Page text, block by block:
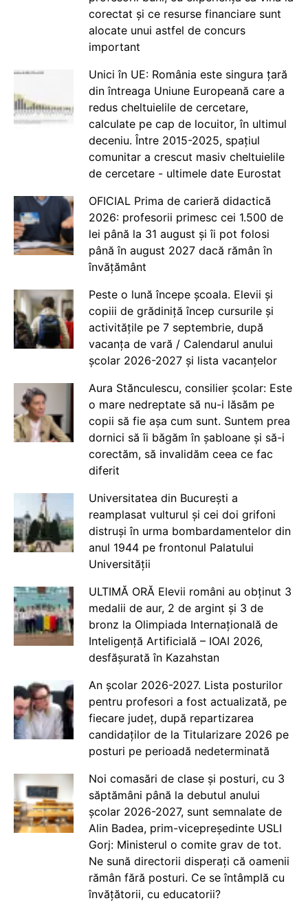
corectat și ce resurse financiare sunt
alocate unui astfel de concurs
important
Unici în UE: România este singura țară
din întreaga Uniune Europeană care a
redus cheltuielile de cercetare,
calculate pe cap de locuitor, în ultimul
deceniu. Între 2015-2025, spațiul
comunitar a crescut masiv cheltuielile
de cercetare - ultimele date Eurostat
OFICIAL Prima de carieră didactică
2026: profesorii primesc cei 1.500 de
lei până la 31 august și îi pot folosi
până în august 2027 dacă rămân în
învățământ
Peste o lună începe școala. Elevii și
copiii de grădiniță încep cursurile și
activitățile pe 7 septembrie, după
vacanța de vară / Calendarul anului
școlar 2026-2027 și lista vacanțelor
Aura Stănculescu, consilier școlar: Este
o mare nedreptate să nu-i lăsăm pe
copii să fie așa cum sunt. Suntem prea
dornici să îi băgăm în șabloane și să-i
corectăm, să invalidăm ceea ce fac
diferit
Universitatea din București a
reamplasat vulturul și cei doi grifoni
distruși în urma bombardamentelor din
anul 1944 pe frontonul Palatului
Universității
ULTIMĂ ORĂ Elevii români au obținut 3
medalii de aur, 2 de argint și 3 de
bronz la Olimpiada Internațională de
Inteligență Artificială – IOAI 2026,
desfășurată în Kazahstan
An școlar 2026-2027. Lista posturilor
pentru profesori a fost actualizată, pe
fiecare județ, după repartizarea
candidaților de la Titularizare 2026 pe
posturi pe perioadă nedeterminată
Noi comasări de clase și posturi, cu 3
săptămâni până la debutul anului
școlar 2026-2027, sunt semnalate de
Alin Badea, prim-vicepreședinte USLI
Gorj: Ministerul o comite grav de tot.
Ne sună directorii disperați că oamenii
rămân fără posturi. Ce se întâmplă cu
învățătorii, cu educatorii?